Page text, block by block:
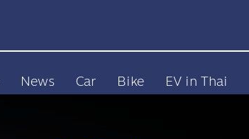
News Car Bike EV in Thai